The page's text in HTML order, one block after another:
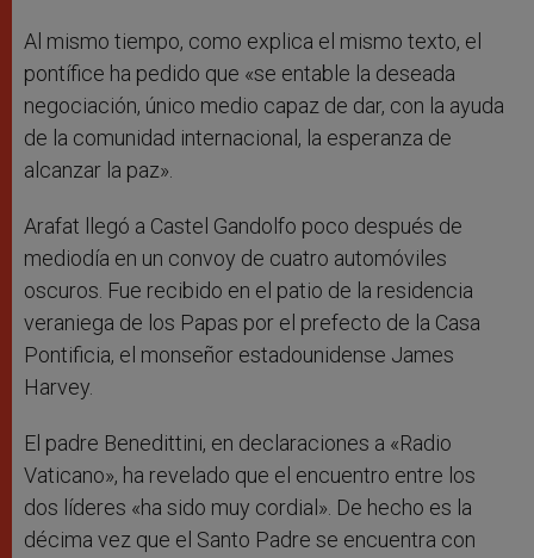
Al mismo tiempo, como explica el mismo texto, el
pontífice ha pedido que «se entable la deseada
negociación, único medio capaz de dar, con la ayuda
de la comunidad internacional, la esperanza de
alcanzar la paz».
Arafat llegó a Castel Gandolfo poco después de
mediodía en un convoy de cuatro automóviles
oscuros. Fue recibido en el patio de la residencia
veraniega de los Papas por el prefecto de la Casa
Pontificia, el monseñor estadounidense James
Harvey.
El padre Benedittini, en declaraciones a «Radio
Vaticano», ha revelado que el encuentro entre los
dos líderes «ha sido muy cordial». De hecho es la
décima vez que el Santo Padre se encuentra con